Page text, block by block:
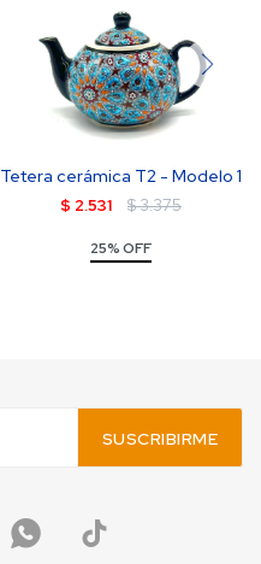
Tetera cerámica T2 - Modelo 1
$ 2.531 $3.375
25% OFF
SUSCRIBIRME
 